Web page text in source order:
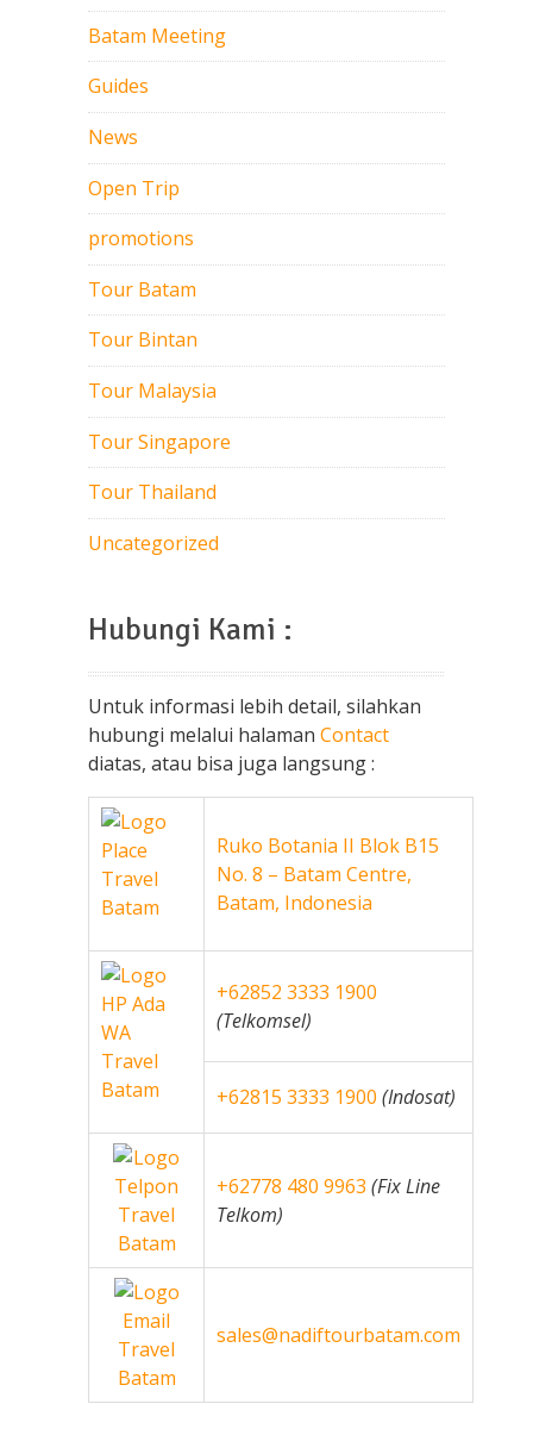
Batam Meeting
Guides
News
Open Trip
promotions
Tour Batam
Tour Bintan
Tour Malaysia
Tour Singapore
Tour Thailand
Uncategorized
Hubungi Kami :
Untuk informasi lebih detail, silahkan
hubungi melalui halaman Contact
diatas, atau bisa juga langsung :
Ruko Botania II Blok B15
No. 8 – Batam Centre,
Batam, Indonesia
+62852 3333 1900
(Telkomsel)
+62815 3333 1900 (Indosat)
+62778 480 9963 (Fix Line
Telkom)
sales@nadiftourbatam.com